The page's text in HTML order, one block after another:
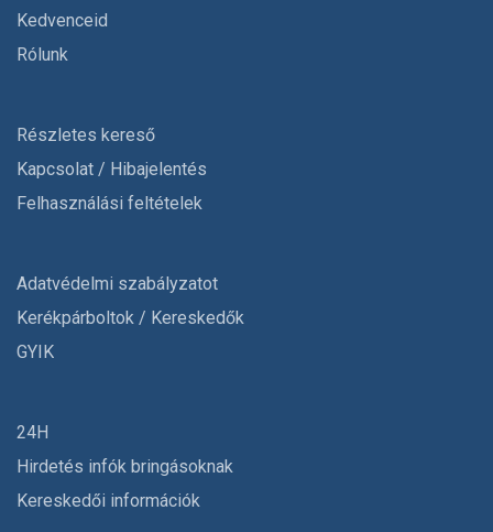
Kedvenceid
Rólunk
Részletes kereső
Kapcsolat / Hibajelentés
Felhasználási feltételek
Adatvédelmi szabályzatot
Kerékpárboltok / Kereskedők
GYIK
24H
Hirdetés infók bringásoknak
Kereskedői információk